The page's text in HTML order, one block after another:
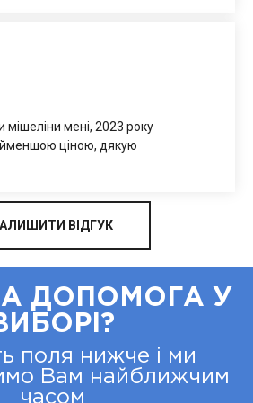
мені, 2023 року
ціною, дякую
ВІДГУК
ДОПОМОГА У
поля нижче і ми
Вам найближчим
часом